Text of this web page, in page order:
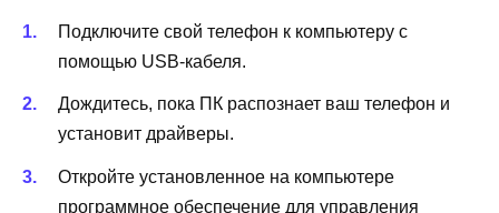
Подключите свой телефон к компьютеру с
помощью USB-кабеля.
Дождитесь, пока ПК распознает ваш телефон и
установит драйверы.
Откройте установленное на компьютере
программное обеспечение для управления